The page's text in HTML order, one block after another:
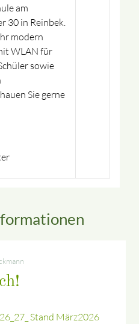
am
30 in Reinbek.
modern
WLAN für
sowie
Sie gerne
Stand März2026